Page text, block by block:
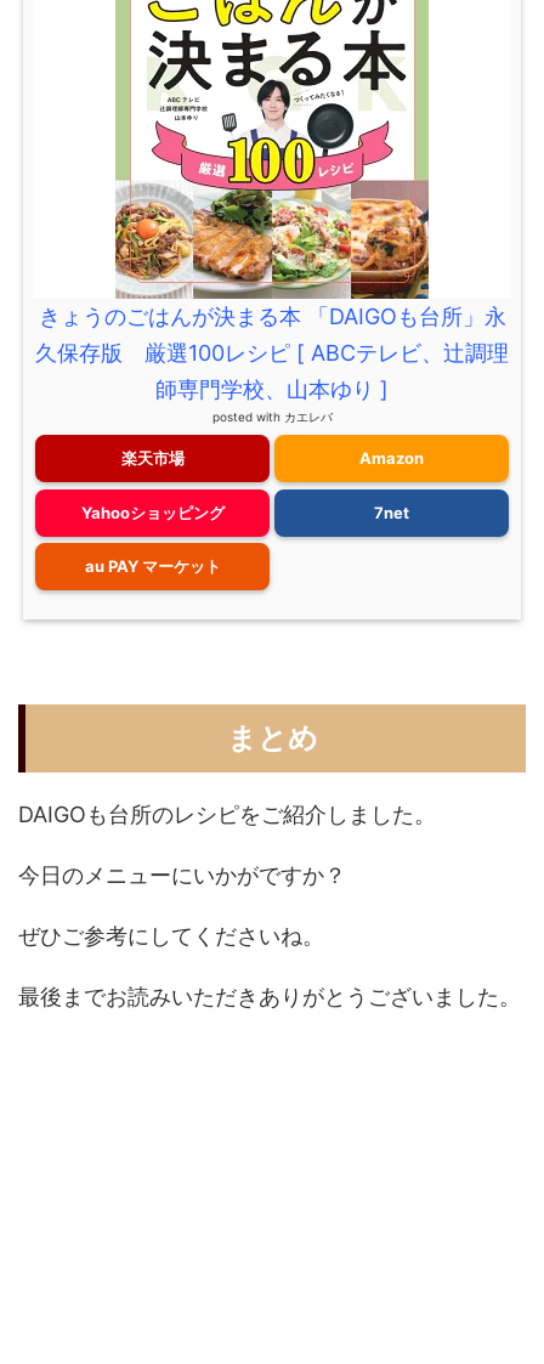
きょうのごはんが決まる本 「DAIGOも台所」永
久保存版 厳選100レシピ [ ABCテレビ、辻調理
師専門学校、山本ゆり ]
posted with カエレバ
楽天市場 Amazon
Yahooショッピング 7net
au PAY マーケット
まとめ
DAIGOも台所のレシピをご紹介しました。
今日のメニューにいかがですか？
ぜひご参考にしてくださいね。
最後までお読みいただきありがとうございました。